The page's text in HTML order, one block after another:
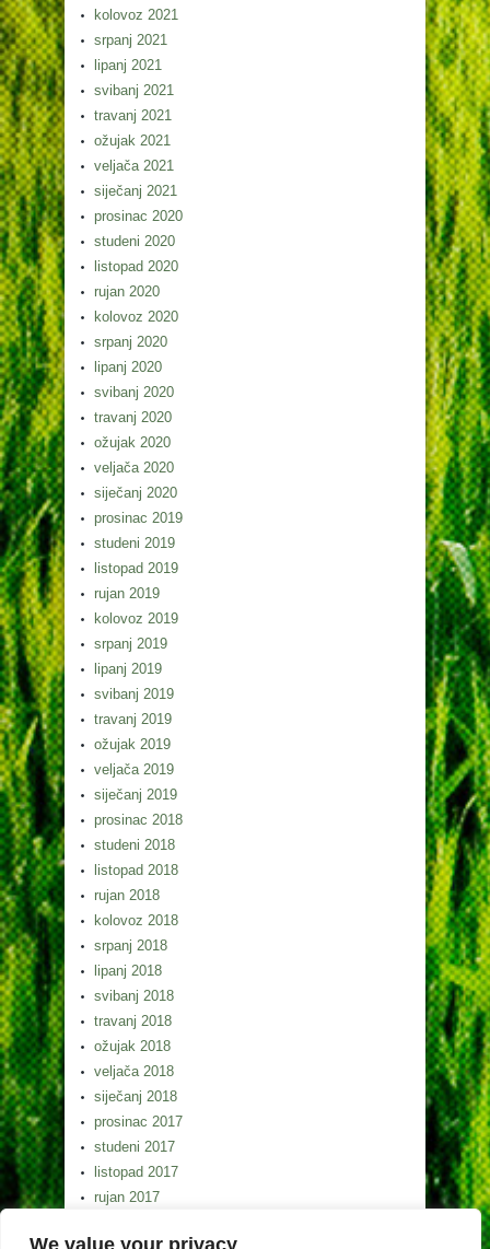
We value your privacy
kolovoz 2021
srpanj 2021
lipanj 2021
svibanj 2021
travanj 2021
ožujak 2021
veljača 2021
siječanj 2021
prosinac 2020
studeni 2020
listopad 2020
rujan 2020
kolovoz 2020
srpanj 2020
lipanj 2020
svibanj 2020
travanj 2020
ožujak 2020
veljača 2020
siječanj 2020
prosinac 2019
studeni 2019
listopad 2019
rujan 2019
kolovoz 2019
srpanj 2019
lipanj 2019
svibanj 2019
travanj 2019
ožujak 2019
veljača 2019
siječanj 2019
prosinac 2018
studeni 2018
listopad 2018
rujan 2018
kolovoz 2018
srpanj 2018
lipanj 2018
svibanj 2018
travanj 2018
ožujak 2018
veljača 2018
siječanj 2018
prosinac 2017
studeni 2017
listopad 2017
rujan 2017